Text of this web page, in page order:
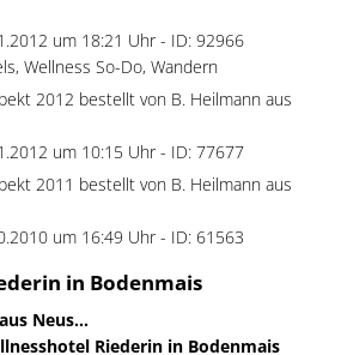
um 18:21 Uhr - ID: 92966
Wellness So-Do, Wandern
2012 bestellt von B. Heilmann aus
um 10:15 Uhr - ID: 77677
2011 bestellt von B. Heilmann aus
um 16:49 Uhr - ID: 61563
in Bodenmais
Neus...
Riederin in Bodenmais